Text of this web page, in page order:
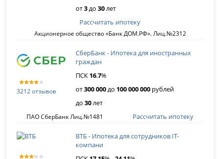
от3до30лет
Акционерное общество «Банк ДОМ.РФ». Лиц.№2312
Рассчитать ипотеку
3212 отзывов
СберБанк - Ипотека для иностранных
граждан
ПСК 16.7%
от300 000до 100 000 000 рублей
до30лет
ПАО СберБанк Лиц.№1481 Рассчитать ипотеку
ВТБ - Ипотека для сотрудников IT-
компани